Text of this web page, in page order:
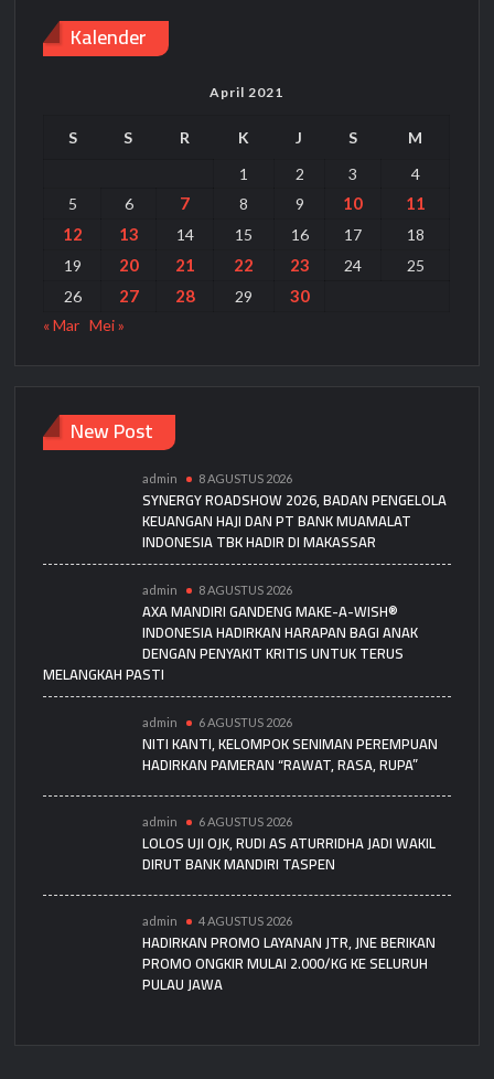
Kalender
April 2021
S S R K J S
M
1
2 3
4
5
6 7 8 9 10
11
12
13 14 15 16 17
18
19
20 21 22 23 24
25
26
27 28 29 30
« Mar Mei »
New Post
admin 8 AGUSTUS 2026
SYNERGY ROADSHOW 2026, BADAN PENGELOLA
KEUANGAN HAJI DAN PT BANK MUAMALAT
INDONESIA TBK HADIR DI MAKASSAR
admin 8 AGUSTUS 2026
AXA MANDIRI GANDENG MAKE-A-WISH®
INDONESIA HADIRKAN HARAPAN BAGI ANAK
DENGAN PENYAKIT KRITIS UNTUK TERUS
MELANGKAH PASTI
admin 6 AGUSTUS 2026
NITI KANTI, KELOMPOK SENIMAN PEREMPUAN
HADIRKAN PAMERAN “RAWAT, RASA, RUPA”
admin 6 AGUSTUS 2026
LOLOS UJI OJK, RUDI AS ATURRIDHA JADI WAKIL
DIRUT BANK MANDIRI TASPEN
admin 4 AGUSTUS 2026
HADIRKAN PROMO LAYANAN JTR, JNE BERIKAN
PROMO ONGKIR MULAI 2.000/KG KE SELURUH
PULAU JAWA